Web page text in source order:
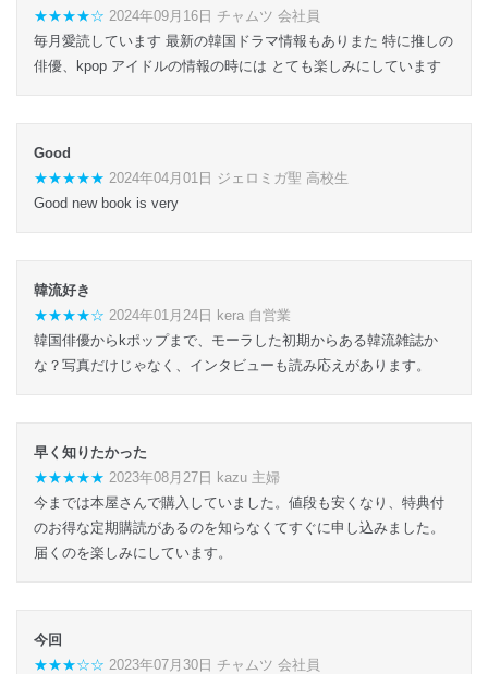
★★★★☆ 2024年09月16日 チャムツ 会社員
毎月愛読しています 最新の韓国ドラマ情報もありまた 特に推しの
俳優、kpop アイドルの情報の時には とても楽しみにしています
Good
★★★★★ 2024年04月01日 ジェロミガ聖 高校生
Good new book is very
韓流好き
★★★★☆ 2024年01月24日 kera 自営業
韓国俳優からkポップまで、モーラした初期からある韓流雑誌か
な？写真だけじゃなく、インタビューも読み応えがあります。
早く知りたかった
★★★★★ 2023年08月27日 kazu 主婦
今までは本屋さんで購入していました。値段も安くなり、特典付
のお得な定期購読があるのを知らなくてすぐに申し込みました。
届くのを楽しみにしています。
今回
★★★☆☆ 2023年07月30日 チャムツ 会社員